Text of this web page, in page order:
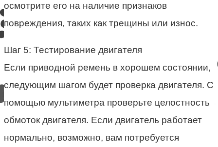
осмотрите его на наличие признаков
повреждения, таких как трещины или износ.
Шаг 5: Тестирование двигателя
Если приводной ремень в хорошем состоянии,
следующим шагом будет проверка двигателя. С
помощью мультиметра проверьте целостность
обмоток двигателя. Если двигатель работает
нормально, возможно, вам потребуется